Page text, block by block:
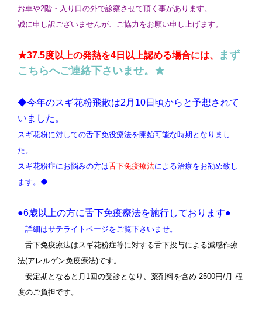
お車や2階・入り口の外で診察させて頂く事があります。
誠に申し訳ございませんが、ご協力をお願い申し上げます。
★37.5度以上の発熱を4日以上認める場合には、
まず
こちらへご連絡下さいませ。★
◆今年のスギ花粉飛散は2月10日頃からと予想されて
いました。
スギ花粉に対しての舌下免役療法を開始可能な時期となりまし
た。
スギ花粉症にお悩みの方は舌下免疫療法による治療をお勧め致し
ます。 ◆
●6歳以上の方に舌下免疫療法を施行しております●
詳細はサテライトページをご覧下さいませ。
舌下免疫療法はスギ花粉症等に対する舌下投与による減感作療
法(アレルゲン免疫療法)です。
安定期となると月1回の受診となり、薬剤料を含め 2500円/月 程
度のご負担です。